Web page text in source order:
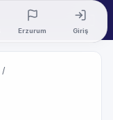
Erzurum Giriş
/